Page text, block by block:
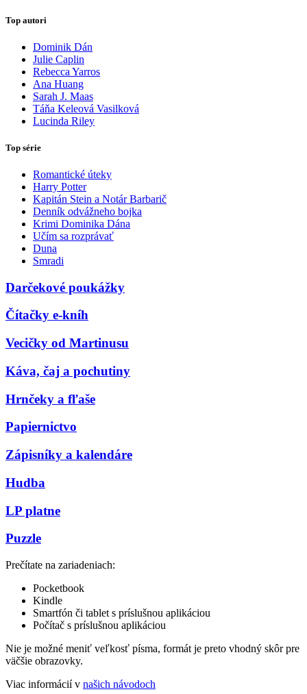
Top autori
Dominik Dán
Julie Caplin
Rebecca Yarros
Ana Huang
Sarah J. Maas
Táňa Keleová Vasilková
Lucinda Riley
Top série
Romantické úteky
Harry Potter
Kapitán Stein a Notár Barbarič
Denník odvážneho bojka
Krimi Dominika Dána
Učím sa rozprávať
Duna
Smradi
Darčekové poukážky
Čítačky e-kníh
Vecičky od Martinusu
Káva, čaj a pochutiny
Hrnčeky a fľaše
Papiernictvo
Zápisníky a kalendáre
Hudba
LP platne
Puzzle
Prečítate na zariadeniach:
Pocketbook
Kindle
Smartfón či tablet s príslušnou aplikáciou
Počítač s príslušnou aplikáciou
Nie je možné meniť veľkosť písma, formát je preto vhodný skôr pre
väčšie obrazovky.
Viac informácií v našich návodoch